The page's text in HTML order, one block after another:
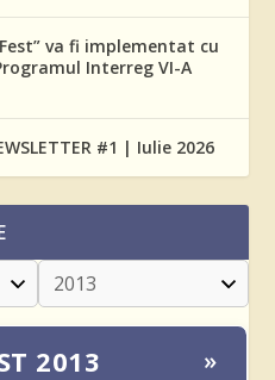
va fi implementat cu
Interreg VI-A
#1 | Iulie 2026
2013 »